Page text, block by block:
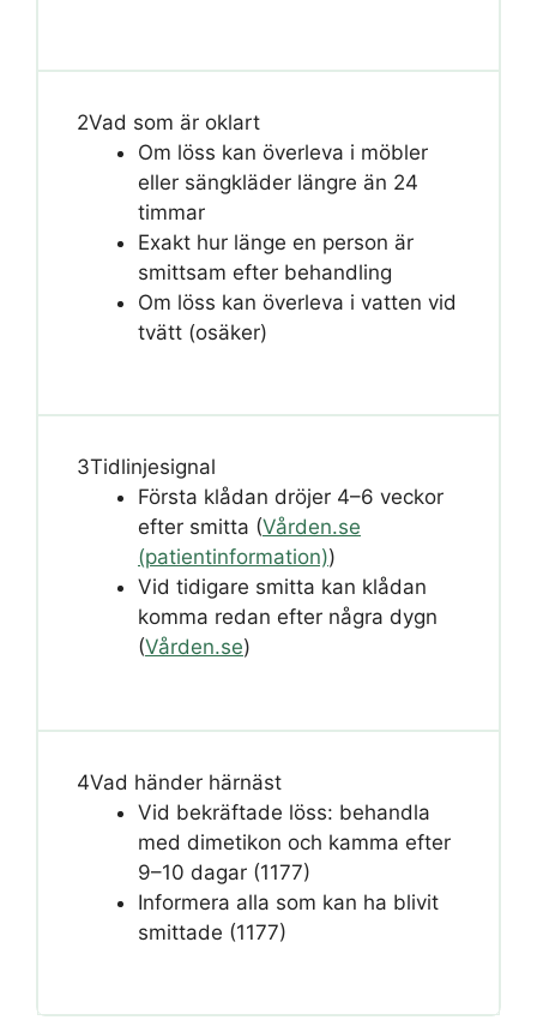
2Vad som är oklart
Om löss kan överleva i möbler
eller sängkläder längre än 24
timmar
Exakt hur länge en person är
smittsam efter behandling
Om löss kan överleva i vatten vid
tvätt (osäker)
3Tidlinjesignal
Första klådan dröjer 4–6 veckor
efter smitta (Vården.se
(patientinformation))
Vid tidigare smitta kan klådan
komma redan efter några dygn
(Vården.se)
4Vad händer härnäst
Vid bekräftade löss: behandla
med dimetikon och kamma efter
9–10 dagar (1177)
Informera alla som kan ha blivit
smittade (1177)